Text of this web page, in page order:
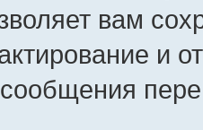
вам
и